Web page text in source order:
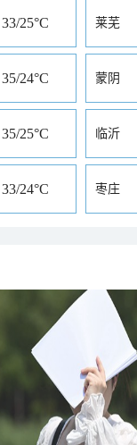
33/25°C 莱芜
35/24°C 蒙阴
35/25°C 临沂
33/24°C 枣庄